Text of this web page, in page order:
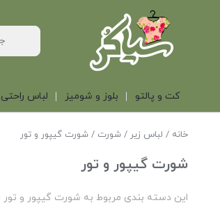
کت و پالتو بلوز و شومیز لباس راحتی
خانه / لباس زیر /شورت / شورت گیپور و تور
شورت گیپور و تور
این دسته بندی مربوط به شورت گیپور و